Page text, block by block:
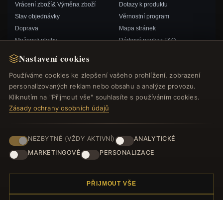
Nastavení cookies
Používáme cookies ke zlepšení vašeho prohlížení, zobrazení
personalizovaných reklam nebo obsahu a analýze provozu.
Kliknutím na "Přijmout vše" souhlasíte s používáním cookies.
Zásady ochrany osobních údajů
NEZBYTNÉ (VŽDY AKTIVNÍ)
ANALYTICKÉ
MARKETINGOVÉ
PERSONALIZACE
PŘIJMOUT VŠE
Vrácení zboží& Výměna zboží
Stav objednávky
Doprava
Možnosti platby
Kontaktujte nás
Dotazy k produktu
Věrnostní program
Mapa stránek
Dárkový poukaz FAQ
RYCHLÉ ODKAZY
Nové produkty
Speciální nabídky
Blog
Recenze
Přihlásit se
SLEDUJTE NÁS